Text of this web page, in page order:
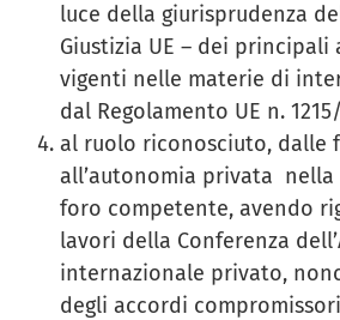
luce della giurisprudenza
Giustizia UE – dei
vigenti nelle materie di
dal Regolamento UE n.
al ruolo riconosciuto, dalle
all’autonomia privata nella
foro competente, avendo
lavori della Conferenza
internazionale privato,
degli accordi